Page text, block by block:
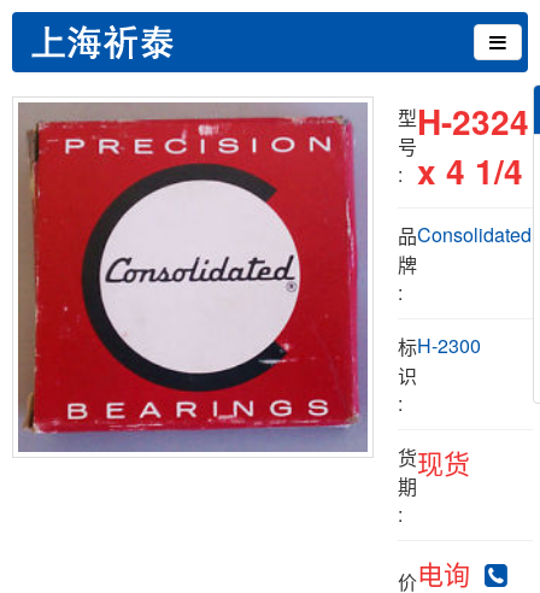
型
号
:
H-2324
x 4 1/4
品
牌
:
Consolidated
标
识
:
H-2300
货
期
:
现货
价电询